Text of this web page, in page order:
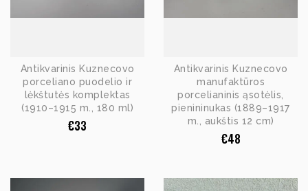
Antikvarinis Kuznecovo
porceliano puodelio ir
lėkštutės komplektas
(1910–1915 m., 180 ml)
€33
Antikvarinis Kuznecovo
manufaktūros
porcelianinis ąsotėlis,
pienininukas (1889–1917
m., aukštis 12 cm)
€48